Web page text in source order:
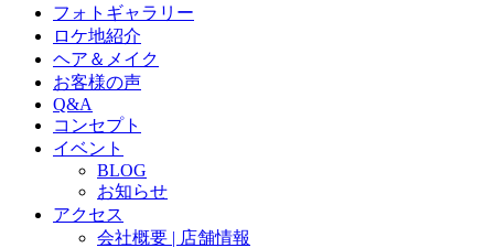
フォトギャラリー
ロケ地紹介
ヘア＆メイク
お客様の声
Q&A
コンセプト
イベント
BLOG
お知らせ
アクセス
会社概要 | 店舗情報